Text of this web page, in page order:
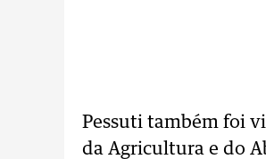
Pessuti também foi
da Agricultura e do